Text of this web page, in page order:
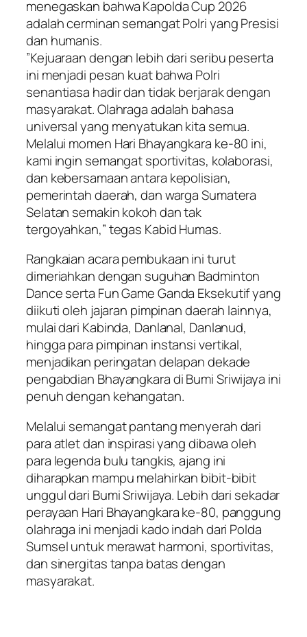
menegaskan bahwa Kapolda Cup 2026
adalah cerminan semangat Polri yang Presisi
dan humanis.
​”Kejuaraan dengan lebih dari seribu peserta
ini menjadi pesan kuat bahwa Polri
senantiasa hadir dan tidak berjarak dengan
masyarakat. Olahraga adalah bahasa
universal yang menyatukan kita semua.
Melalui momen Hari Bhayangkara ke-80 ini,
kami ingin semangat sportivitas, kolaborasi,
dan kebersamaan antara kepolisian,
pemerintah daerah, dan warga Sumatera
Selatan semakin kokoh dan tak
tergoyahkan,” tegas Kabid Humas.
​Rangkaian acara pembukaan ini turut
dimeriahkan dengan suguhan Badminton
Dance serta Fun Game Ganda Eksekutif yang
diikuti oleh jajaran pimpinan daerah lainnya,
mulai dari Kabinda, Danlanal, Danlanud,
hingga para pimpinan instansi vertikal,
menjadikan peringatan delapan dekade
pengabdian Bhayangkara di Bumi Sriwijaya ini
penuh dengan kehangatan.
Melalui semangat pantang menyerah dari
para atlet dan inspirasi yang dibawa oleh
para legenda bulu tangkis, ajang ini
diharapkan mampu melahirkan bibit-bibit
unggul dari Bumi Sriwijaya. Lebih dari sekadar
perayaan Hari Bhayangkara ke-80, panggung
olahraga ini menjadi kado indah dari Polda
Sumsel untuk merawat harmoni, sportivitas,
dan sinergitas tanpa batas dengan
masyarakat.